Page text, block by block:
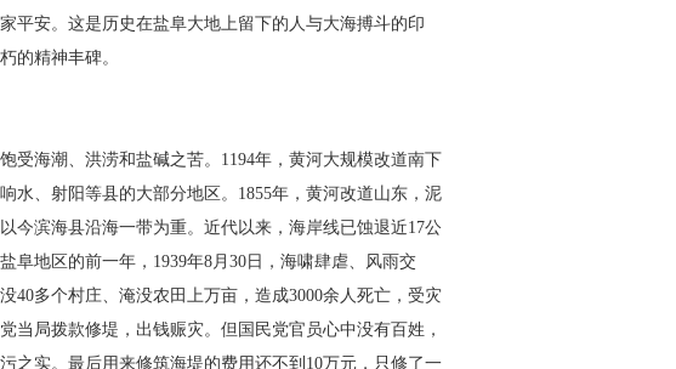
安。这是历史在盐阜大地上留下的人与大海搏斗的印
的精神丰碑。
受海潮、洪涝和盐碱之苦。 1194年，黄河大规模改道南下
水、射阳等县的大部分地区。 1855年，黄河改道山东，泥
今滨海县沿海一带为重。近代以来，海岸线已蚀退近17公
阜地区的前一年， 1939年8月 30 日，海啸肆虐、风雨交
40多个村庄、淹没农田上万亩，造成3000余人死亡，受灾
当局拨款修堤，出钱赈灾。但国民党官员心中没有百姓，
之实。最后用来修筑海堤的费用还不到 10万元，只修了一